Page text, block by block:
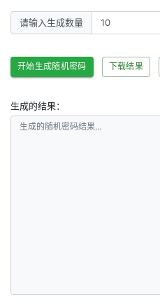
请输入生成数量
开始生成随机密码 下载结果
生成的结果：